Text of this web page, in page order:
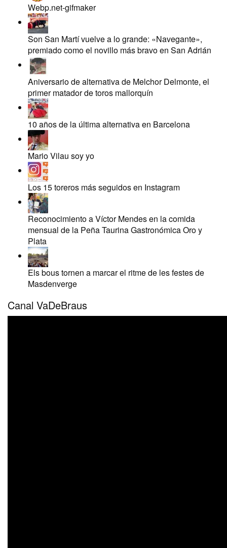
Webp.net-gifmaker
Son San Martí vuelve a lo grande: «Navegante»,
premiado como el novillo más bravo en San Adrián
Aniversario de alternativa de Melchor Delmonte, el
primer matador de toros mallorquín
10 años de la última alternativa en Barcelona
Mario Vilau soy yo
Los 15 toreros más seguidos en Instagram
Reconocimiento a Víctor Mendes en la comida
mensual de la Peña Taurina Gastronómica Oro y
Plata
Els bous tornen a marcar el ritme de les festes de
Masdenverge
Canal VaDeBraus